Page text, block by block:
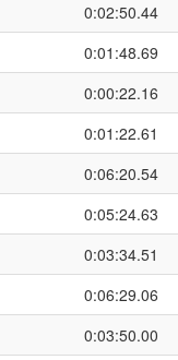
0:02:50.44
0:01:48.69
0:00:22.16
0:01:22.61
0:06:20.54
0:05:24.63
0:03:34.51
0:06:29.06
0:03:50.00